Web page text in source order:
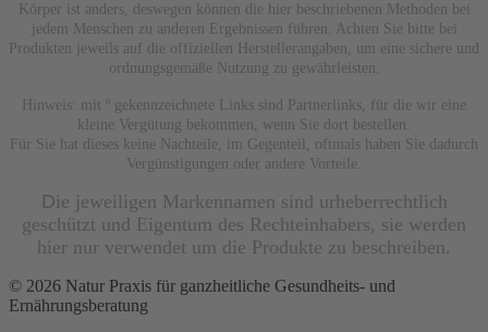
Körper ist anders, deswegen können die hier beschriebenen Methoden bei
jedem Menschen zu anderen Ergebnissen führen. Achten Sie bitte bei
Produkten jeweils auf die offiziellen Herstellerangaben, um eine sichere und
ordnungsgemäße Nutzung zu gewährleisten.
Hinweis: mit º gekennzeichnete Links sind Partnerlinks, für die wir eine
kleine Vergütung bekommen, wenn Sie dort bestellen.
Für Sie hat dieses keine Nachteile, im Gegenteil, oftmals haben Sie dadurch
Vergünstigungen oder andere Vorteile.
Die jeweiligen Markennamen sind urheberrechtlich
geschützt und Eigentum des Rechteinhabers, sie werden
hier nur verwendet um die Produkte zu beschreiben.
© 2026 Natur Praxis für ganzheitliche Gesundheits- und
Ernährungsberatung